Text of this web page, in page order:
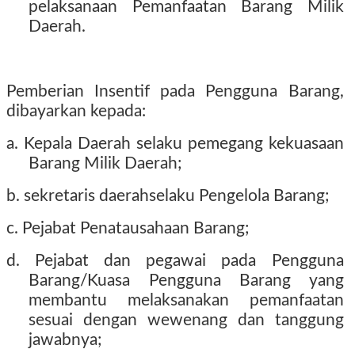
pelaksanaan Pemanfaatan Barang Milik
Daerah.
Pemberian Insentif pada Pengguna Barang,
dibayarkan kepada:
a. Kepala Daerah selaku pemegang kekuasaan
Barang Milik Daerah;
b. sekretaris daerahselaku Pengelola Barang;
c. Pejabat Penatausahaan Barang;
d. Pejabat dan pegawai pada Pengguna
Barang/Kuasa Pengguna Barang yang
membantu melaksanakan pemanfaatan
sesuai dengan wewenang dan tanggung
jawabnya;